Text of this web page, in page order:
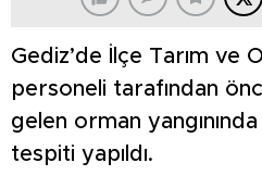
Gediz’de İlçe Tarım ve
personeli tarafından
gelen orman
tespiti yapıldı.